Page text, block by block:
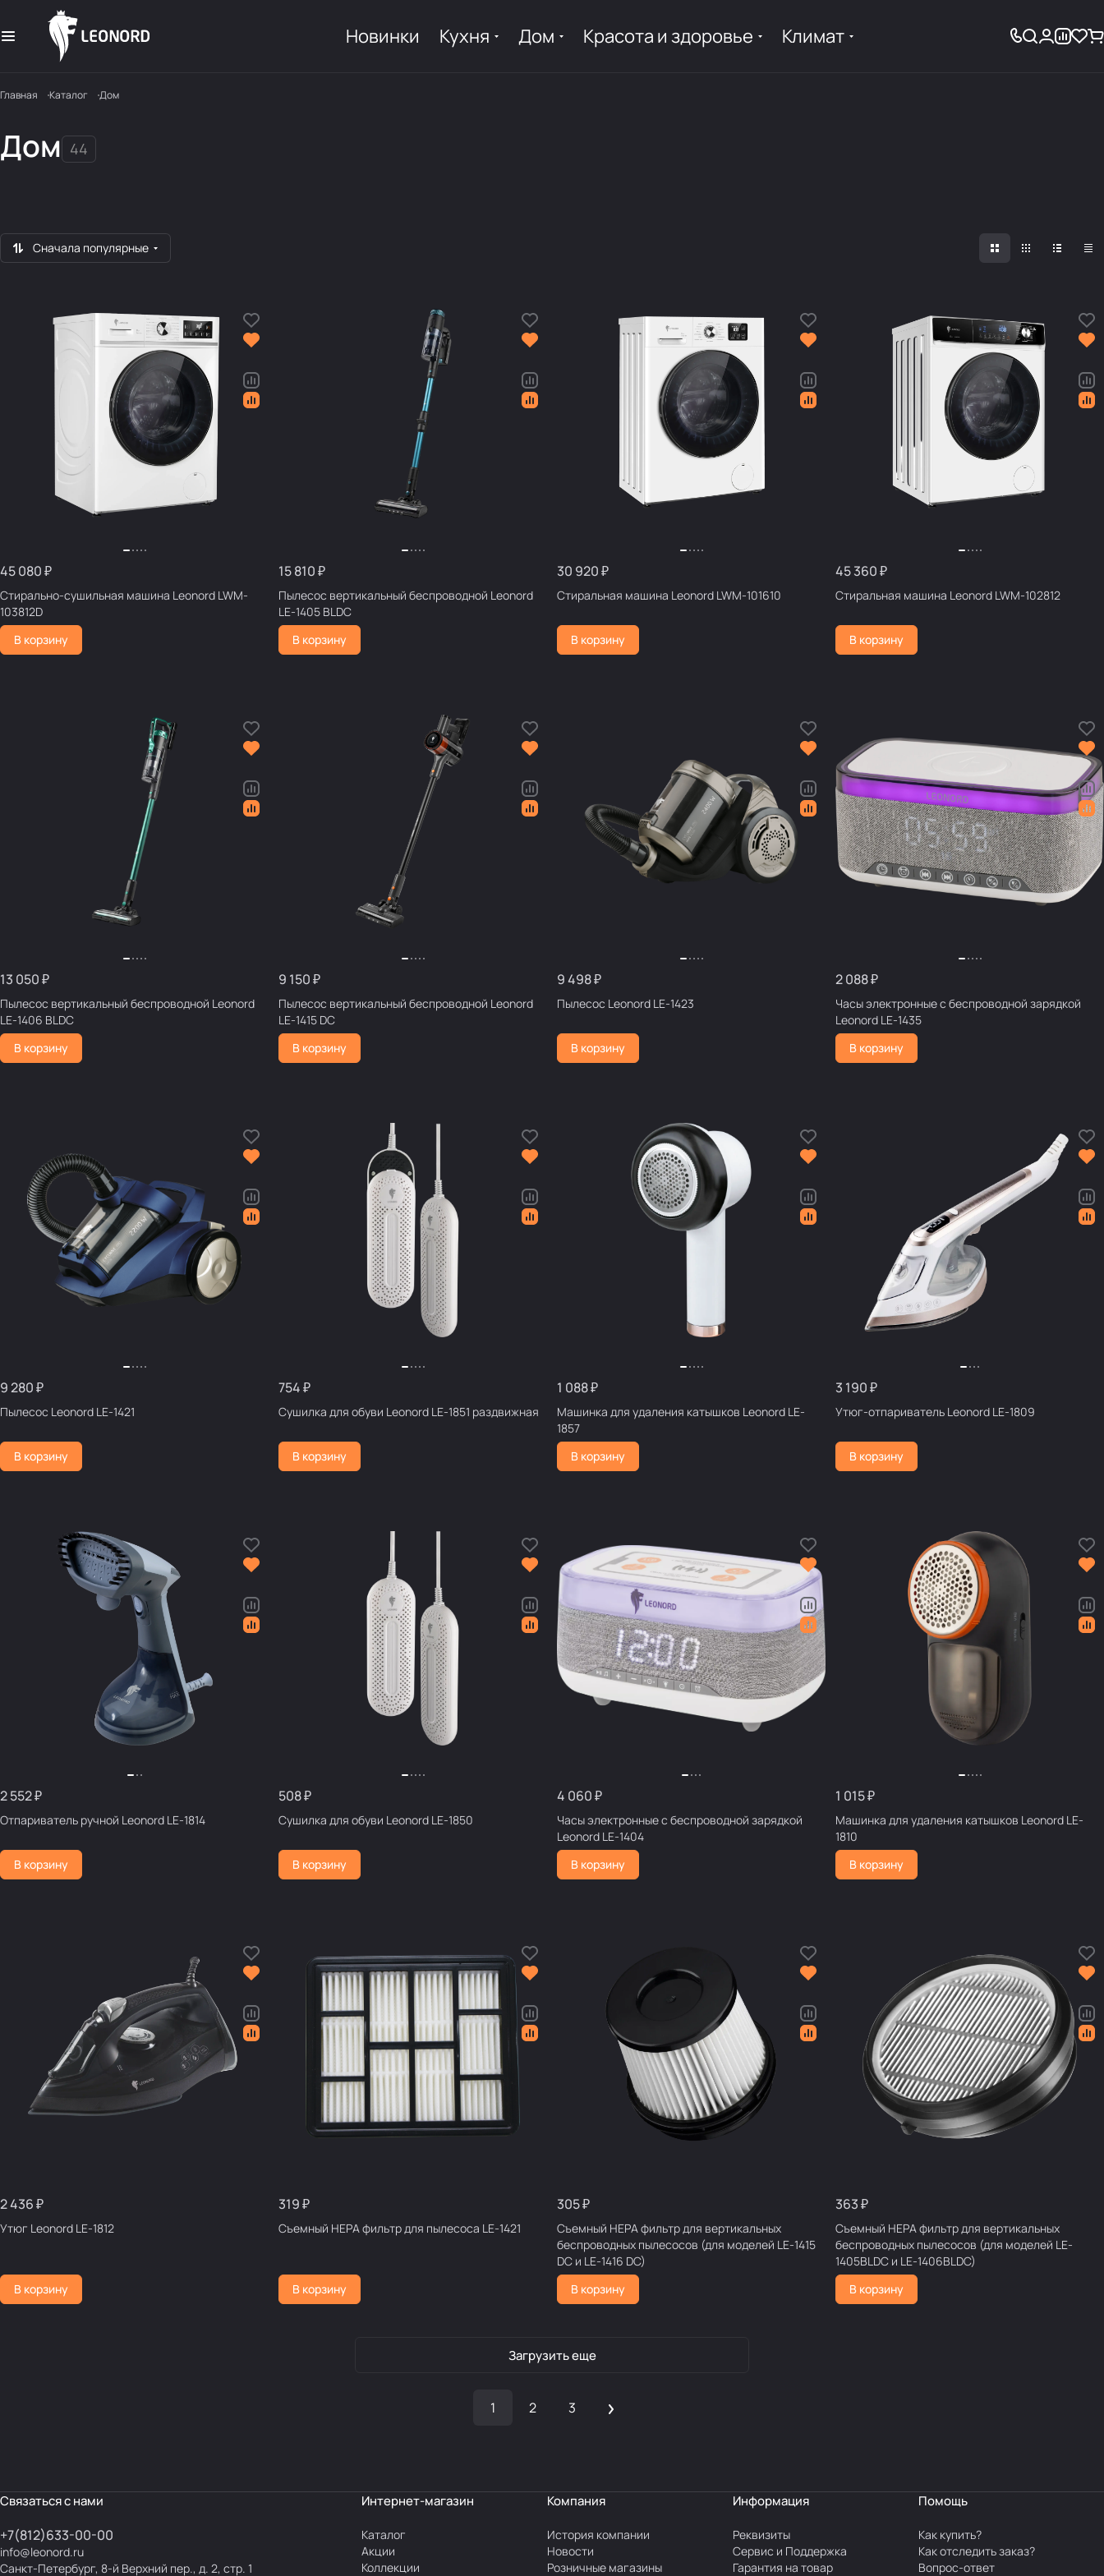
Новинки Кухня Дом Красота и здоровье Климат
Главная Каталог Дом
Дом 44
Лампы настольные
Машинки для удаления
Сначала популярные
45 080 ₽
Стирально-сушильная машина Leonord LWM-
103812D
В корзину
15 810 ₽
Пылесос вертикальный беспроводной Leonord
LE-1405 BLDC
В корзину
30 920 ₽
Стиральная машина Leonord LWM-101610
В корзину
45 360 ₽
Стиральная машина Leonord LWM-102812
В корзину
13 050 ₽
Пылесос вертикальный беспроводной Leonord
LE-1406 BLDC
В корзину
9 150 ₽
Пылесос вертикальный беспроводной Leonord
LE-1415 DC
В корзину
9 498 ₽
Пылесос Leonord LE-1423
В корзину
2 088 ₽
Часы электронные с беспроводной зарядкой
Leonord LE-1435
В корзину
9 280 ₽
Пылесос Leonord LE-1421
В корзину
754 ₽
Сушилка для обуви Leonord LE-1851 раздвижная
В корзину
1 088 ₽
Машинка для удаления катышков Leonord LE-
1857
В корзину
3 190 ₽
Утюг-отпариватель Leonord LE-1809
В корзину
2 552 ₽
Отпариватель ручной Leonord LE-1814
В корзину
508 ₽
Сушилка для обуви Leonord LE-1850
В корзину
4 060 ₽
Часы электронные с беспроводной зарядкой
Leonord LE-1404
В корзину
1 015 ₽
Машинка для удаления катышков Leonord LE-
1810
В корзину
2 436 ₽
Утюг Leonord LE-1812
В корзину
319 ₽
Съемный НЕРА фильтр для пылесоса LE-1421
В корзину
305 ₽
Съемный НЕРА фильтр для вертикальных
беспроводных пылесосов (для моделей LE-1415
DC и LE-1416 DC)
В корзину
363 ₽
Съемный НЕРА фильтр для вертикальных
беспроводных пылесосов (для моделей LE-
1405BLDC и LE-1406BLDC)
В корзину
Загрузить еще
1 2 3
Связаться с нами
+7(812)633-00-00
info@leonord.ru
Санкт-Петербург, 8-й Верхний пер., д. 2, стр. 1
Интернет-магазин
Каталог
Акции
Коллекции
Компания
История компании
Новости
Розничные магазины
Информация
Реквизиты
Сервис и Поддержка
Гарантия на товар
Помощь
Как купить?
Как отследить заказ?
Вопрос-ответ